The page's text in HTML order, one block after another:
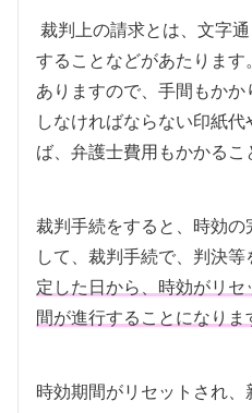
裁判上の請求とは、文字
することなどがあたりま
ありますので、手間もか
しなければならない印紙
ば、弁護士費用もかかるこ
裁判手続をすると、時効
して、裁判手続で、判決等
定した日から、時効がリ
間が進行することになりま
時効期間がリセットされ